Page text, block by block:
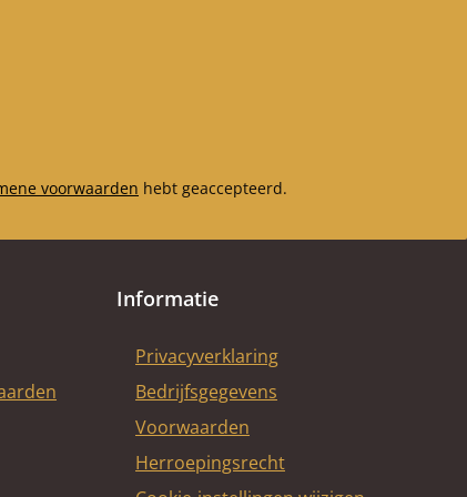
voorwaarden hebt geaccepteerd.
Informatie
Privacyverklaring
Bedrijfsgegevens
Voorwaarden
Herroepingsrecht